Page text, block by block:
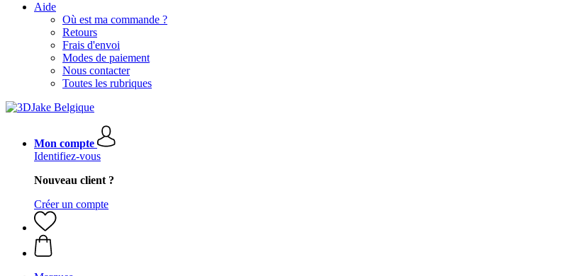
Aide
Où est ma commande ?
Retours
Frais d'envoi
Modes de paiement
Nous contacter
Toutes les rubriques
Mon compte
Identifiez-vous
Nouveau client ?
Créer un compte